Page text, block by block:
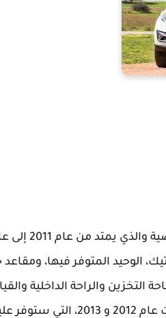
الوحيد المتوفر فيها، ومقاعد
إن كنت مهتماً بمساحة التخزين والراحة الداخلية
السلسة أكثر؛ فابحث عن خيارات أخرى، قد تكون من ضمنها